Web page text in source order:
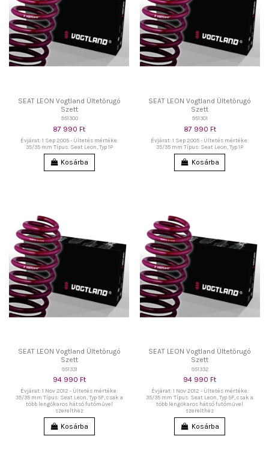
SEAT LEON Vogtland Ültetőrugó
Szett
951300
87 990 Ft
Évjárat: 1 Sep 2005 - Ültetés mértéke:
35/35 mm Típus: Seat Leon, Typ 1P
Kosárba
SEAT LEON Vogtland Ültetőrugó
Szett
951301
87 990 Ft
Évjárat: 1 Sep 2005 - Ültetés mértéke:
35/35 mm Típus: Seat Leon, Typ 1P
Kosárba
SEAT LEON Vogtland Ültetőrugó
Szett
951331
94 990 Ft
Évjárat: 1 Nov 2012 - Ültetés mértéke:
35/35 mm Típus: Seat Leon, Typ 5F, csak a
több lengőkaros hátsó futóművel
szerelthez
Kosárba
SEAT LEON Vogtland Ültetőrugó
Szett
951332
94 990 Ft
Évjárat: 1 Nov 2012 - Ültetés mértéke:
35/35 mm Típus: Seat Leon, Typ 5F, csak a
több lengőkaros hátsó futóművel
szerelthez
Kosárba